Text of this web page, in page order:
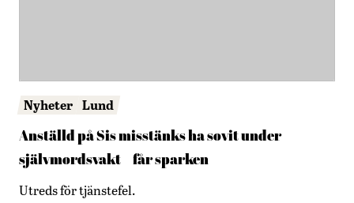
Nyheter Lund
Anställd på Sis misstänks ha sovit under
självmordsvakt – får sparken
Utreds för tjänstefel.